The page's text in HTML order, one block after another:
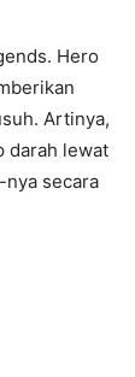
Hero
Artinya,
darah lewat
nya secara